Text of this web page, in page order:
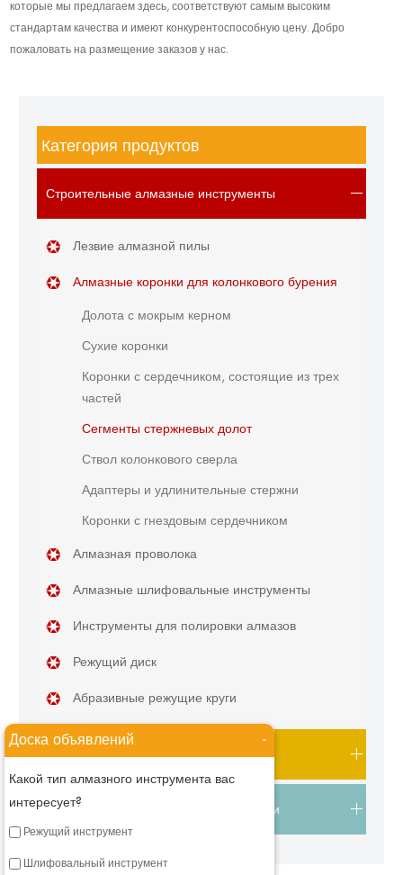
которые мы предлагаем здесь, соответствуют самым высоким
стандартам качества и имеют конкурентоспособную цену. Добро
пожаловать на размещение заказов у нас.
Категория продуктов
Строительные алмазные инструменты
Лезвие алмазной пилы
Алмазные коронки для колонкового бурения
Долота с мокрым керном
Сухие коронки
Коронки с сердечником, состоящие из трех
частей
Сегменты стержневых долот
Ствол колонкового сверла
Адаптеры и удлинительные стержни
Коронки с гнездовым сердечником
Алмазная проволока
Алмазные шлифовальные инструменты
Инструменты для полировки алмазов
Режущий диск
Абразивные режущие круги
Каменные алмазные инструменты
Алмазные инструменты своими руками
Доска объявлений -
Какой тип алмазного инструмента вас
интересует?
Режущий инструмент
Шлифовальный инструмент